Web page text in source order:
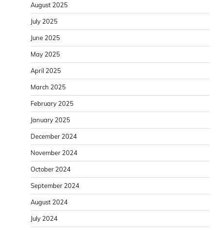
August 2025
July 2025
June 2025
May 2025
April 2025
March 2025
February 2025
January 2025
December 2024
November 2024
October 2024
September 2024
August 2024
July 2024